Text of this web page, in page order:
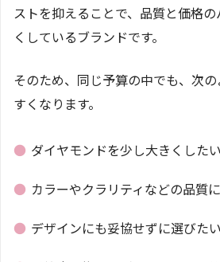
ストを抑えることで、品質と価格
くしているブランドです。
そのため、同じ予算の中でも、次
すくなります。
● ダイヤモンドを少し大きくしたい
● カラーやクラリティなどの品質
● デザインにも妥協せずに選びたい